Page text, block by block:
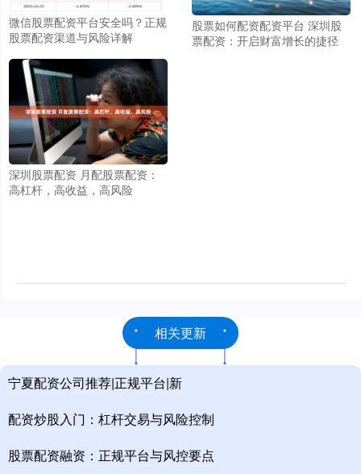
微信股票配资平台安全吗？正规
股票配资渠道与风险详解
股票如何配资配资平台 深圳股
票配资：开启财富增长的捷径
深圳股票配资 月配股票配资：
高杠杆，高收益，高风险
相关更新
宁夏配资公司推荐|正规平台|新
配资炒股入门：杠杆交易与风险控制
股票配资融资：正规平台与风控要点